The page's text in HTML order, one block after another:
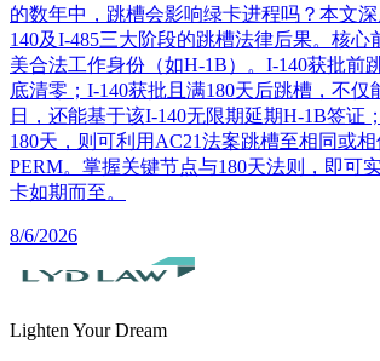
的数年中，跳槽会影响绿卡进程吗？本文
140及I-485三大阶段的跳槽法律后果。核心
美合法工作身份（如H-1B）。I-140获批前
底清零；I-140获批且满180天后跳槽，不仅
日，还能基于该I-140无限期延期H-1B签证
180天，则可利用AC21法案跳槽至相同或
PERM。掌握关键节点与180天法则，即可
卡如期而至。
8/6/2026
Lighten Your Dream